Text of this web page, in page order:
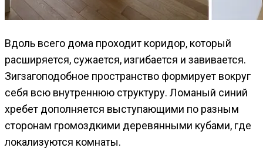
Вдоль всего дома проходит коридор, который
расширяется, сужается, изгибается и завивается.
Зигзагоподобное пространство формирует вокруг
себя всю внутреннюю структуру. Ломаный синий
хребет дополняется выступающими по разным
сторонам громоздкими деревянными кубами, где
локализуются комнаты.